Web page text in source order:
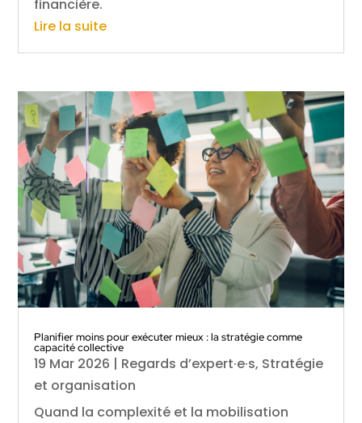
financière.
Lire la suite
Planifier moins pour exécuter mieux : la stratégie comme
capacité collective
19 Mar 2026 | Regards d’expert·e·s, Stratégie
et organisation
Quand la complexité et la mobilisation